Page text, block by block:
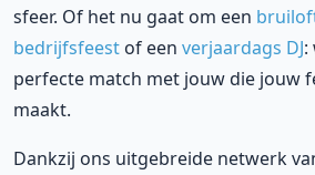
sfeer. Of het nu gaat om een
bedrijfsfeest of een verjaardags DJ:
perfecte match met jouw die jouw
maakt.
Dankzij ons uitgebreide netwerk